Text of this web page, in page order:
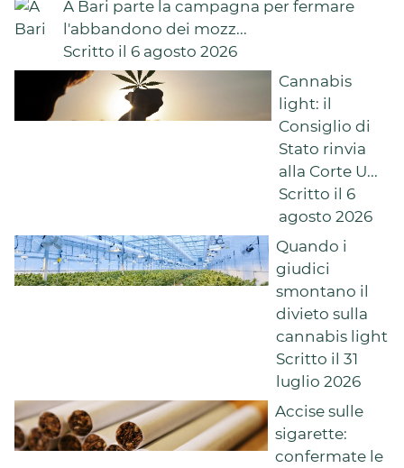
A Bari parte la campagna per fermare
l'abbandono dei mozz...
Scritto il 6 agosto 2026
Cannabis
light: il
Consiglio di
Stato rinvia
alla Corte U...
Scritto il 6
agosto 2026
Quando i
giudici
smontano il
divieto sulla
cannabis light
Scritto il 31
luglio 2026
Accise sulle
sigarette:
confermate le